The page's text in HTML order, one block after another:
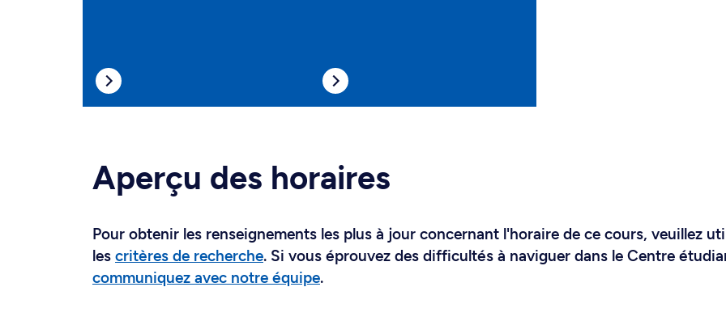
Aperçu des horaires
Pour obtenir les renseignements les plus à jour concernant l'horaire de ce cours, veuillez
les critères de recherche. Si vous éprouvez des difficultés à naviguer dans le Centre
communiquez avec notre équipe.